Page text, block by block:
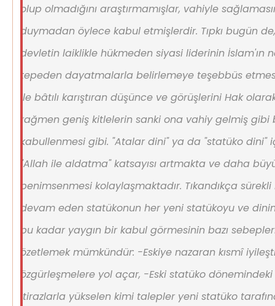
olup olmadığını araştırmamışlar, vahiyle
duymadan öylece kabul etmişlerdir. Tıpkı bugün
devletin laiklikle hükmeden siyasi liderinin İslam'ın
tepeden dayatmalarla belirlemeye teşebbüs
ile bâtılı karıştıran düşünce ve görüşlerini Hak
rağmen geniş kitlelerin sanki ona vahiy gelmiş gibi
kabullenmesi gibi. "Atalar dini" ya da "statüko dini"
"Allah ile aldatma" katsayısı artmakta ve daha
benimsenmesi kolaylaşmaktadır. Tıkandıkça
devam eden statükonun her yeni statükoyu ve
bu kadar yaygın bir kabul görmesinin bazı
özetlemek mümkündür: -Eskiye nazaran kısmî
özgürleşmelere yol açar, -Eski statüko
itirazlarla yükselen kimi talepler yeni statüko